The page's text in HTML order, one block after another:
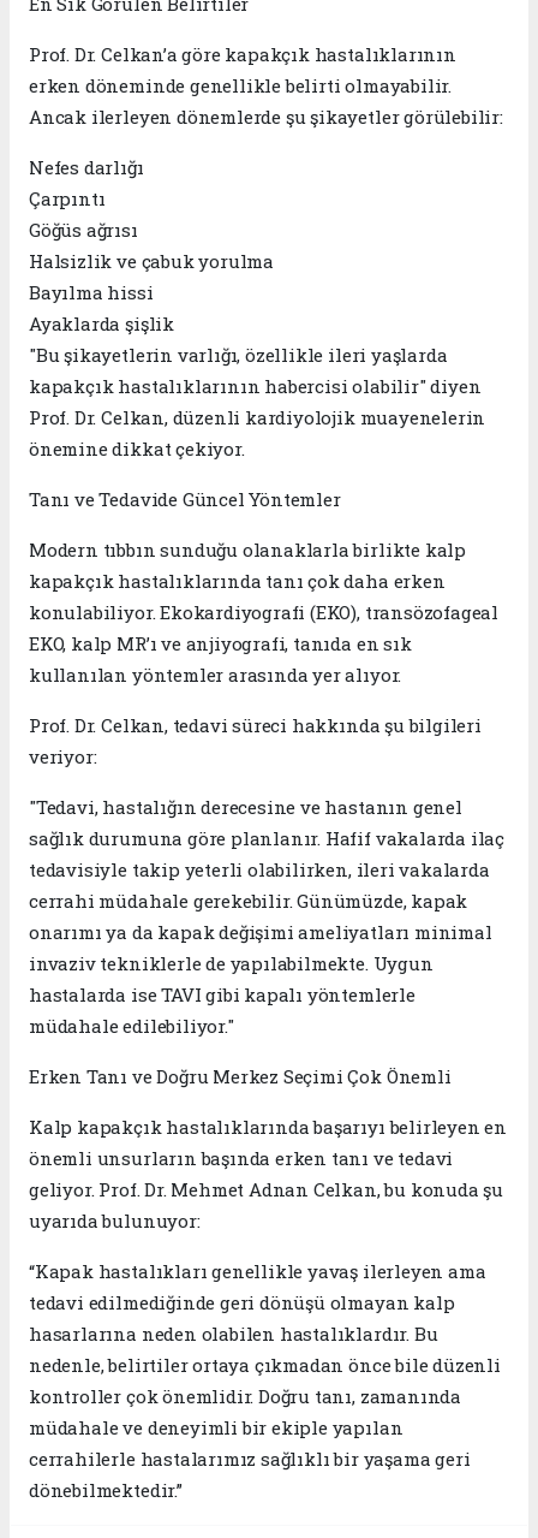
Prof. Dr. Celkan’a göre kapakçık hastalıklarının
erken döneminde genellikle belirti olmayabilir.
Ancak ilerleyen dönemlerde şu şikayetler görülebilir:
Nefes darlığı
Çarpıntı
Göğüs ağrısı
Halsizlik ve çabuk yorulma
Bayılma hissi
Ayaklarda şişlik
"Bu şikayetlerin varlığı, özellikle ileri yaşlarda
kapakçık hastalıklarının habercisi olabilir" diyen
Prof. Dr. Celkan, düzenli kardiyolojik muayenelerin
önemine dikkat çekiyor.
Tanı ve Tedavide Güncel Yöntemler
Modern tıbbın sunduğu olanaklarla birlikte kalp
kapakçık hastalıklarında tanı çok daha erken
konulabiliyor. Ekokardiyografi (EKO), transözofageal
EKO, kalp MR’ı ve anjiyografi, tanıda en sık
kullanılan yöntemler arasında yer alıyor.
Prof. Dr. Celkan, tedavi süreci hakkında şu bilgileri
veriyor:
"Tedavi, hastalığın derecesine ve hastanın genel
sağlık durumuna göre planlanır. Hafif vakalarda ilaç
tedavisiyle takip yeterli olabilirken, ileri vakalarda
cerrahi müdahale gerekebilir. Günümüzde, kapak
onarımı ya da kapak değişimi ameliyatları minimal
invaziv tekniklerle de yapılabilmekte. Uygun
hastalarda ise TAVI gibi kapalı yöntemlerle
müdahale edilebiliyor."
Erken Tanı ve Doğru Merkez Seçimi Çok Önemli
Kalp kapakçık hastalıklarında başarıyı belirleyen en
önemli unsurların başında erken tanı ve tedavi
geliyor. Prof. Dr. Mehmet Adnan Celkan, bu konuda şu
uyarıda bulunuyor:
“Kapak hastalıkları genellikle yavaş ilerleyen ama
tedavi edilmediğinde geri dönüşü olmayan kalp
hasarlarına neden olabilen hastalıklardır. Bu
nedenle, belirtiler ortaya çıkmadan önce bile düzenli
kontroller çok önemlidir. Doğru tanı, zamanında
müdahale ve deneyimli bir ekiple yapılan
cerrahilerle hastalarımız sağlıklı bir yaşama geri
dönebilmektedir.”